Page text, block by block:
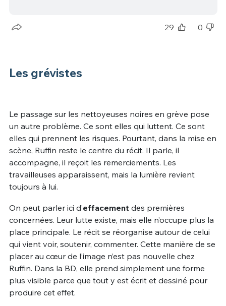
29 0
Les grévistes
Le passage sur les nettoyeuses noires en grève pose
un autre problème. Ce sont elles qui luttent. Ce sont
elles qui prennent les risques. Pourtant, dans la mise en
scène, Ruffin reste le centre du récit. Il parle, il
accompagne, il reçoit les remerciements. Les
travailleuses apparaissent, mais la lumière revient
toujours à lui.
On peut parler ici d’effacement des premières
concernées. Leur lutte existe, mais elle n’occupe plus la
place principale. Le récit se réorganise autour de celui
qui vient voir, soutenir, commenter. Cette manière de se
placer au cœur de l’image n’est pas nouvelle chez
Ruffin. Dans la BD, elle prend simplement une forme
plus visible parce que tout y est écrit et dessiné pour
produire cet effet.